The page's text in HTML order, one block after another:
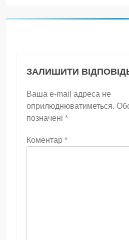
ЗАЛИШИТИ
Ваша e-mail адреса не
оприлюднюватиметься.
позначені *
Коментар *